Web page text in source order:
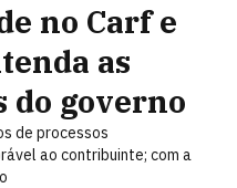
no Carf e
as
do governo
de processos
ao contribuinte; com a